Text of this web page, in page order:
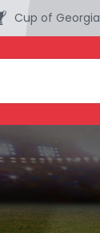
Cup of Georgia